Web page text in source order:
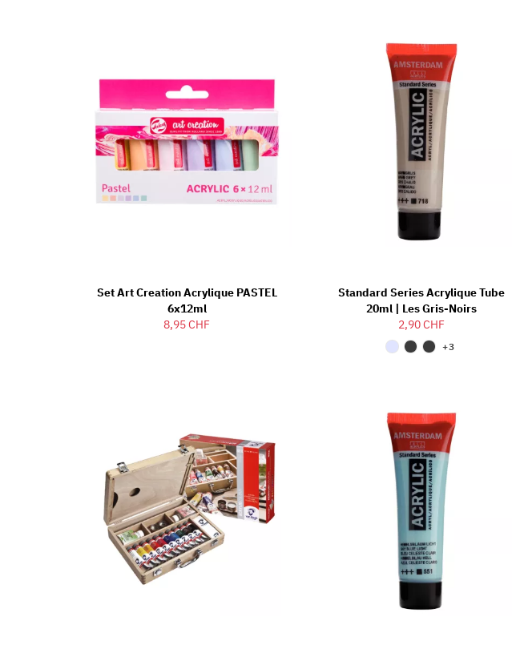
Set Art Creation Acrylique PASTEL
6x12ml
8,95 CHF
Standard Series Acrylique Tube
20ml | Les Gris-Noirs
2,90 CHF
+3